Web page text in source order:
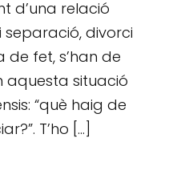
d’una relació
divorci
fet, s’han de
aquesta situació
“què haig de
T’ho […]